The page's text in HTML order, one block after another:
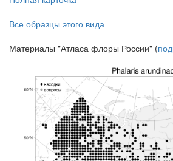
Все образцы этого вида
Материалы "Атласа флоры России" (